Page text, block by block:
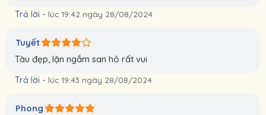
Trả lời - lúc 19:42 ngày 28/08/2024
Tuyết
Tàu đẹp, lặn ngắm san hô rất vui
Trả lời - lúc 19:43 ngày 28/08/2024
Phong